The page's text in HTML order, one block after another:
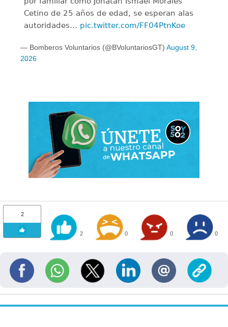
Cetino de 25 años de edad, se esperan alas
autoridades… pic.twitter.com/FF04PtnKoe
— Bomberos Voluntarios (@BVoluntariosGT) August 9,
2026
2
2 0 0 0